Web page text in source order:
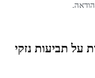
על תביעות נזקי